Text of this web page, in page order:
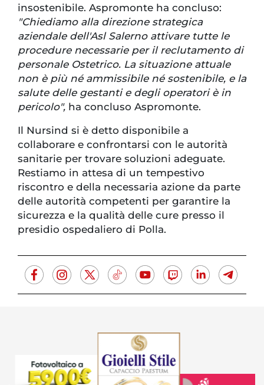
insostenibile. Aspromonte ha concluso:
"Chiediamo alla direzione strategica
aziendale dell'Asl Salerno attivare tutte le
procedure necessarie per il reclutamento di
personale Ostetrico. La situazione attuale
non è più né ammissibile né sostenibile, e la
salute delle gestanti e degli operatori è in
pericolo", ha concluso Aspromonte.
Il Nursind si è detto disponibile a
collaborare e confrontarsi con le autorità
sanitarie per trovare soluzioni adeguate.
Restiamo in attesa di un tempestivo
riscontro e della necessaria azione da parte
delle autorità competenti per garantire la
sicurezza e la qualità delle cure presso il
presidio ospedaliero di Polla.